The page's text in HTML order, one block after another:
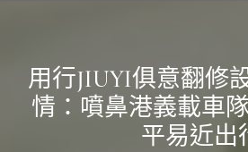
用行JIUYI俱意翻修
情：噴鼻港義載車
平易近出